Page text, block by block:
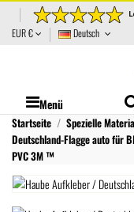
EUR € Deutsch
Menü
Startseite Spezielle
Deutschland-Flagge auto für
PVC 3M ™